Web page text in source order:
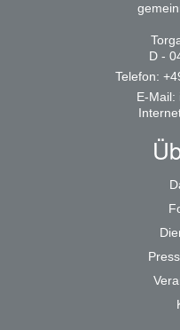
D -
Telefon:
E-Mail: